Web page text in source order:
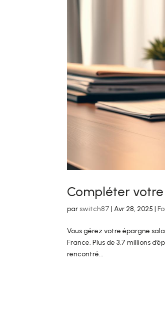
Compléter
par switch87 |Avr 28, 2025 |
Vous gérez votre épargne
France. Plus de 3,7 millions
rencontré...